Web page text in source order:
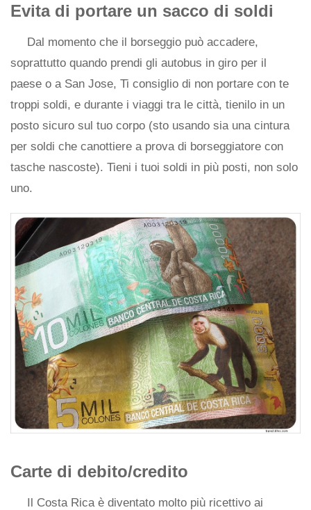
Evita di portare un sacco di soldi
Dal momento che il borseggio può accadere,
soprattutto quando prendi gli autobus in giro per il
paese o a San Jose, Ti consiglio di non portare con te
troppi soldi, e durante i viaggi tra le città, tienilo in un
posto sicuro sul tuo corpo (sto usando sia una cintura
per soldi che canottiere a prova di borseggiatore con
tasche nascoste). Tieni i tuoi soldi in più posti, non solo
uno.
Carte di debito/credito
Il Costa Rica è diventato molto più ricettivo ai